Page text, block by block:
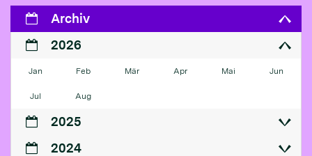
Archiv
2026
Jan Feb Mär Apr Mai Jun
Jul Aug
2025
2024